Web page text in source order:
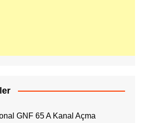
GNF 65 A Kanal Açma